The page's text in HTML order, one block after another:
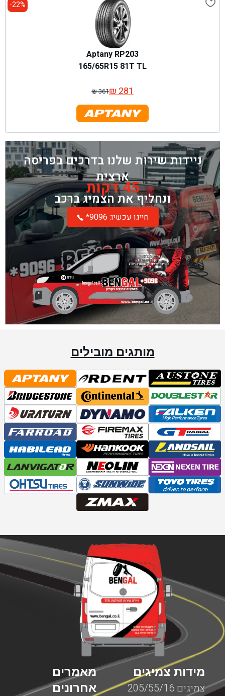
22%-
Aptany RP203
165/65R15 81T TL
₪361
המחיר
המקורי
היה:
₪ 361.
₪281 המחיר
הנוכחי
הוא:
₪ 281.
ניידות שירות שלנו בדרכים בפריסה
ארצית
45 דקות
ונחליף את הצמיג ברכב
*חייגו עכשיו: 9096
מותגים מובילים
מאמרים
אחרונים
מידות צמיגים
צמיגים 205/55/16